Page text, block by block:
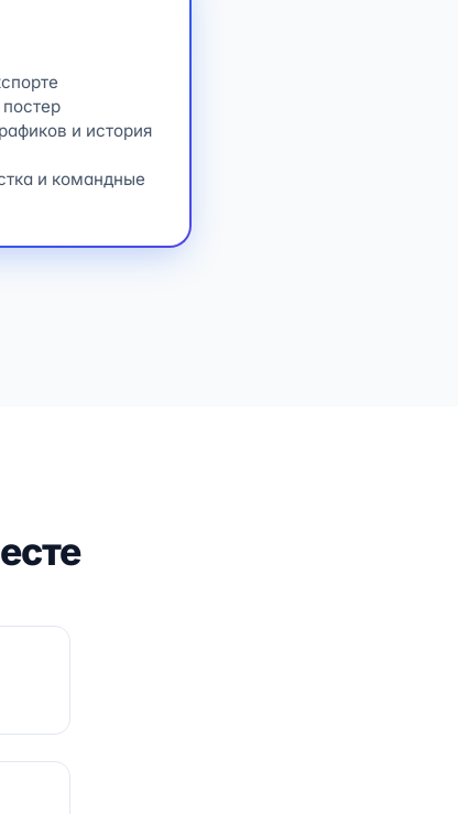
и история
и командные